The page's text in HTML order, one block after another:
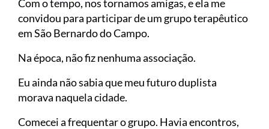
Com o tempo, nos tornamos amigas, e ela me
convidou para participar de um grupo terapêutico
em São Bernardo do Campo.
Na época, não fiz nenhuma associação.
Eu ainda não sabia que meu futuro duplista
morava naquela cidade.
Comecei a frequentar o grupo. Havia encontros,